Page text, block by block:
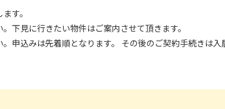
す。
下⾒に⾏きたい物件はご案内させて頂きます。
申込みは先着順となります。 その後のご契約⼿続きは⼊